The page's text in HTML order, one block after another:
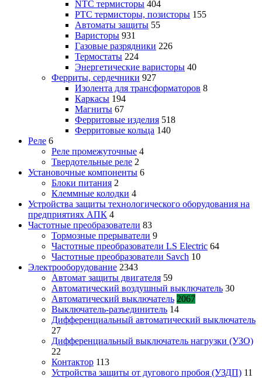
NTC термисторы 404
PTC термисторы, позисторы 155
Автоматы защиты 55
Варисторы 931
Газовые разрядники 226
Термостаты 224
Энергетические варисторы 40
Ферриты, сердечники 927
Изолента для трансформаторов 8
Каркасы 194
Магниты 67
Ферритовые изделия 518
Ферритовые кольца 140
Реле 6
Реле промежуточные 4
Твердотельные реле 2
Установочные компоненты 6
Блоки питания 2
Клеммные колодки 4
Устройства защиты технологического оборудования на
предприятиях АПК 4
Частотные преобразователи 83
Тормозные прерыватели 9
Частотные преобразователи LS Electric 64
Частотные преобразователи Savch 10
Электрооборудование 2343
Автомат защиты двигателя 59
Автоматический воздушный выключатель 30
Автоматический выключатель 2067
Выключатель-разъединитель 14
Дифференциальный автоматический выключатель
27
Дифференциальный выключатель нагрузки (УЗО)
22
Контактор 113
Устройства защиты от дугового пробоя (УЗДП) 11